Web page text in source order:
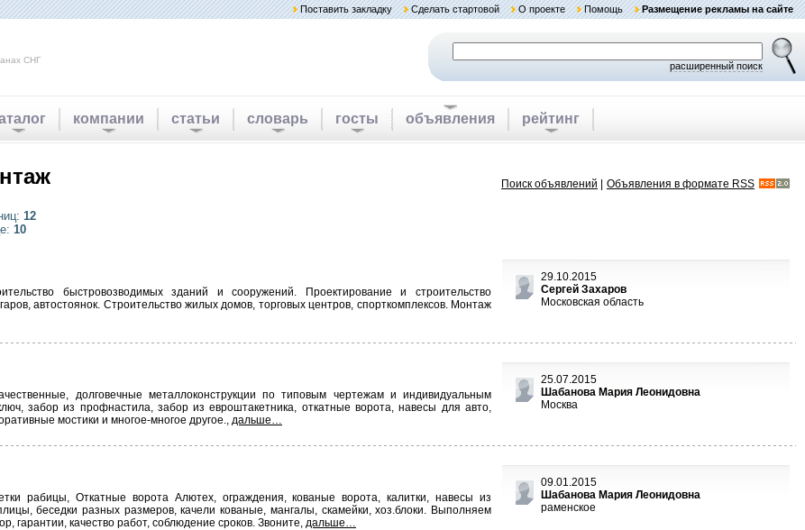
Поставить закладку Сделать стартовой О проекте Помощь Размещение рекламы на сайте
СНГ
расширенный поиск
компании статьи словарь госты объявления рейтинг
Поиск объявлений Объявления в формате RSS
12
10
быстровозводимых зданий и сооружений. Проектирование и строительство
автостоянок. Строительство жилых домов, торговых центров, спорткомплексов. Монтаж
29.10.2015
Сергей Захаров
Московская область
долговечные металлоконструкции по типовым чертежам и индивидуальным
забор из профнастила, забор из евроштакетника, откатные ворота, навесы для авто,
мостики и многое-многое другое., дальше…
25.07.2015
Шабанова Мария Леонидовна
Москва
рабицы, Откатные ворота Алютех, ограждения, кованые ворота, калитки, навесы из
беседки разных размеров, качели кованые, мангалы, скамейки, хоз.блоки. Выполняем
гарантии, качество работ, соблюдение сроков. Звоните, дальше…
09.01.2015
Шабанова Мария Леонидовна
раменское